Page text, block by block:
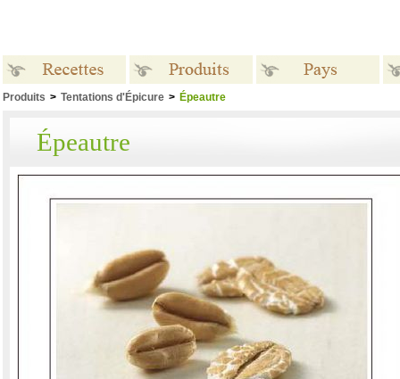
Produits > Tentations d'Épicure > Épeautre
Épeautre
Recettes